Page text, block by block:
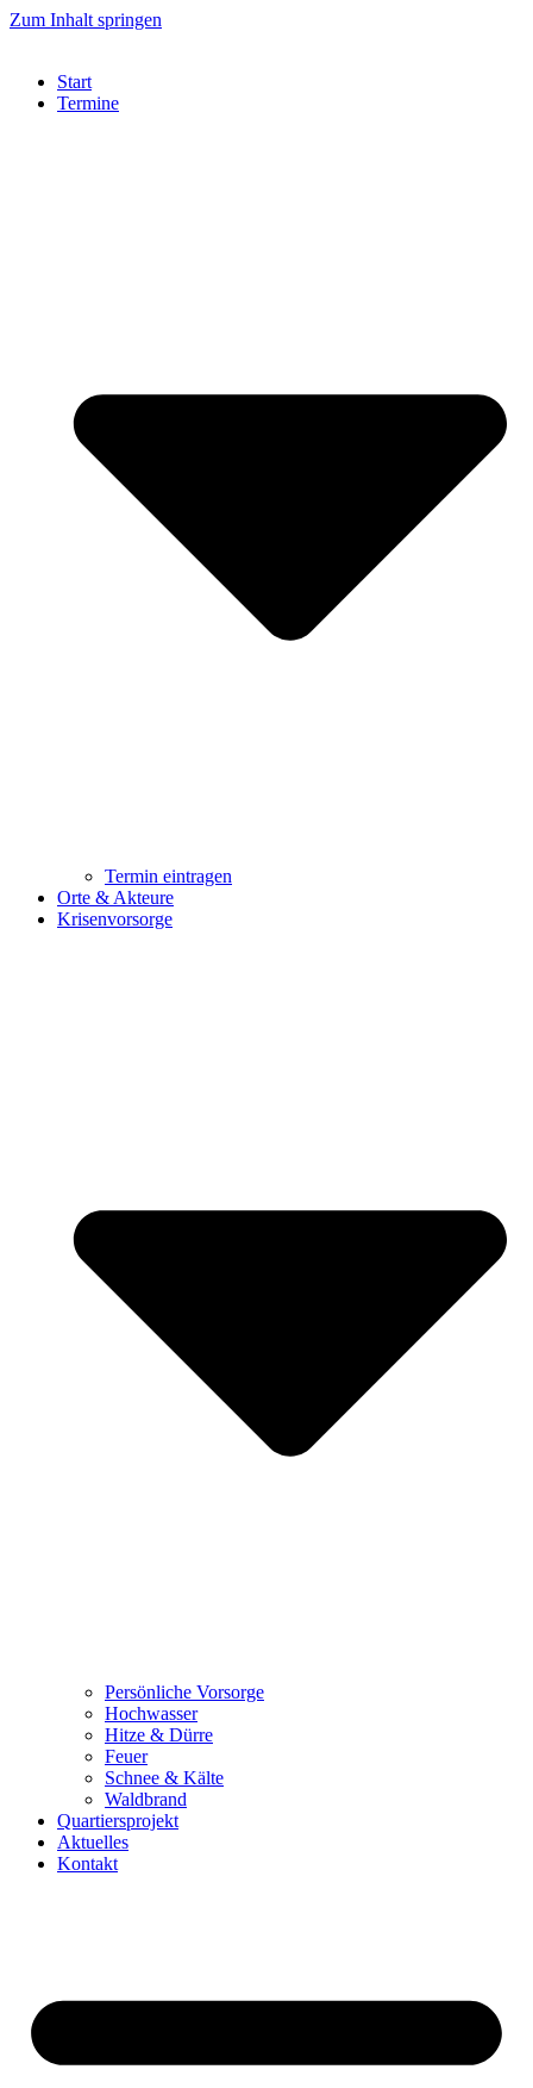
Zum Inhalt springen
Start
Termine
Termin eintragen
Orte & Akteure
Krisenvorsorge
Persönliche Vorsorge
Hochwasser
Hitze & Dürre
Feuer
Schnee & Kälte
Waldbrand
Quartiersprojekt
Aktuelles
Kontakt